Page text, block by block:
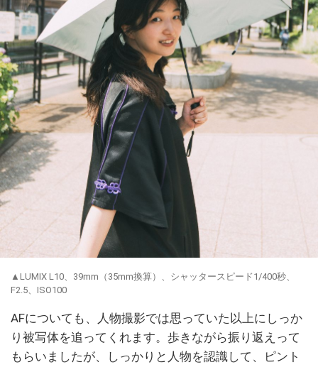
▲LUMIX L10、39mm（35mm換算）、シャッタースピード1/400秒、
F2.5、ISO100
AFについても、人物撮影では思っていた以上にしっか
り被写体を追ってくれます。歩きながら振り返えって
もらいましたが、しっかりと人物を認識して、ピント